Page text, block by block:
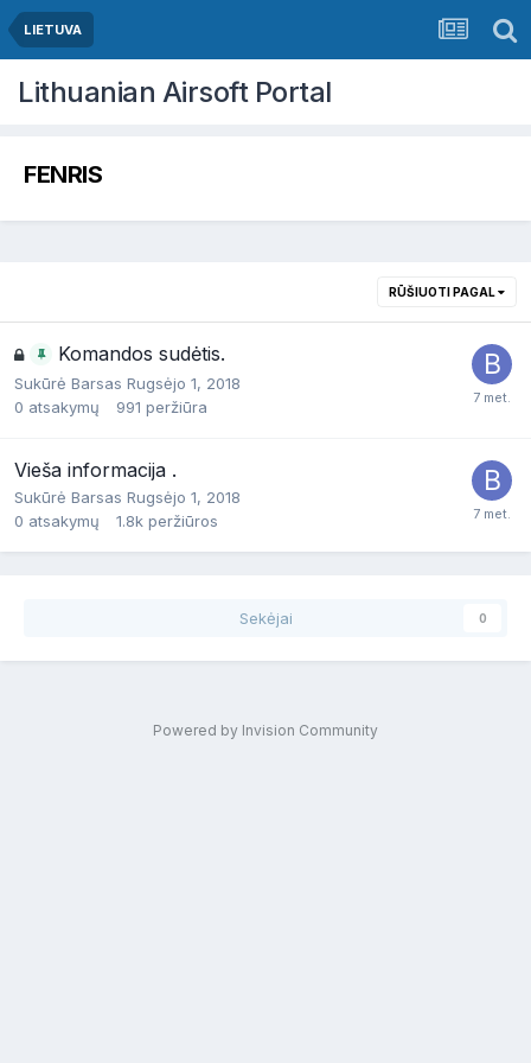
LIETUVA
Lithuanian Airsoft Portal
FENRIS
RŪŠIUOTI PAGAL
Komandos sudėtis.
Sukūrė Barsas Rugsėjo 1, 2018
0 atsakymų 991 peržiūra
Vieša informacija .
Sukūrė Barsas Rugsėjo 1, 2018
0 atsakymų 1.8k peržiūros
Sekėjai 0
Powered by Invision Community